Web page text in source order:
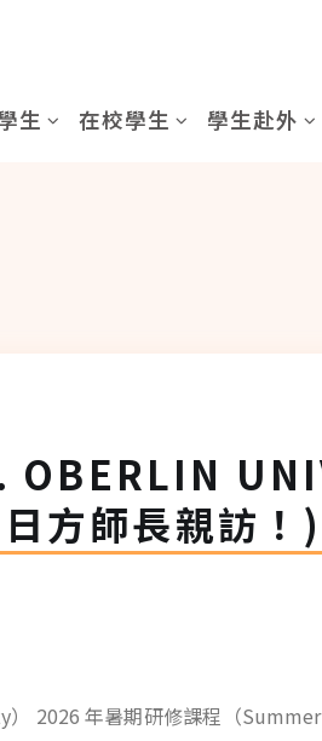
生 在校學生 學生赴外
OBERLIN
方師長親訪！)
2026 年暑期研修課程（